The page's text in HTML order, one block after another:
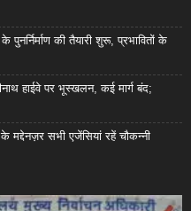
की तैयारी शुरू, प्रभावितों के
हाईवे पर भूस्खलन, कई मार्ग बंद;
के मद्देनज़र सभी एजेंसियां रहें चौकन्नी